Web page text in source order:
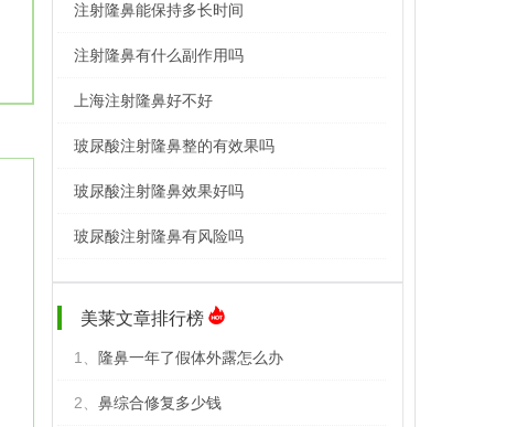
注射隆鼻能保持多长时间
注射隆鼻有什么副作用吗
上海注射隆鼻好不好
玻尿酸注射隆鼻整的有效果吗
玻尿酸注射隆鼻效果好吗
玻尿酸注射隆鼻有风险吗
美莱文章排行榜
1、 隆鼻一年了假体外露怎么办
2、 鼻综合修复多少钱